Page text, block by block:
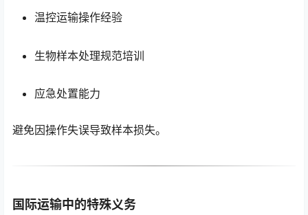
温控运输操作经验
生物样本处理规范培训
应急处置能力
避免因操作失误导致样本损失。
国际运输中的特殊义务